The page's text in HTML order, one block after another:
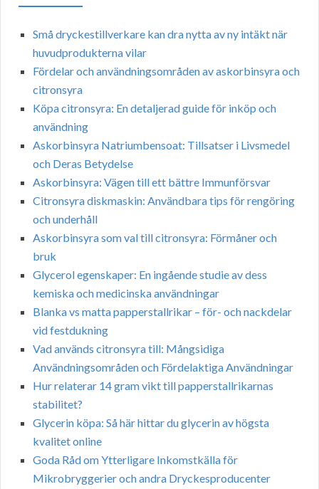
Små dryckestillverkare kan dra nytta av ny intäkt när
huvudprodukterna vilar
Fördelar och användningsområden av askorbinsyra och
citronsyra
Köpa citronsyra: En detaljerad guide för inköp och
användning
Askorbinsyra Natriumbensoat: Tillsatser i Livsmedel
och Deras Betydelse
Askorbinsyra: Vägen till ett bättre Immunförsvar
Citronsyra diskmaskin: Användbara tips för rengöring
och underhåll
Askorbinsyra som val till citronsyra: Förmåner och
bruk
Glycerol egenskaper: En ingående studie av dess
kemiska och medicinska användningar
Blanka vs matta papperstallrikar – för- och nackdelar
vid festdukning
Vad används citronsyra till: Mångsidiga
Användningsområden och Fördelaktiga Användningar
Hur relaterar 14 gram vikt till papperstallrikarnas
stabilitet?
Glycerin köpa: Så här hittar du glycerin av högsta
kvalitet online
Goda Råd om Ytterligare Inkomstkälla för
Mikrobryggerier och andra Dryckesproducenter